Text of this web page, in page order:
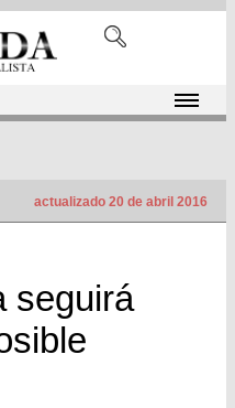
actualizado 20 de abril 2016
seguirá